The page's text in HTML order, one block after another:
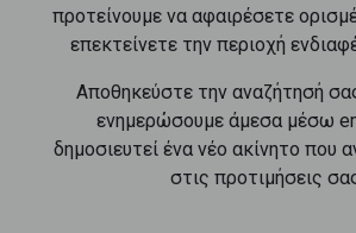
προτείνουμε να αφαιρέσετε
επεκτείνετε την περιοχή
Αποθηκεύστε την αναζήτησή
ενημερώσουμε άμεσα μέσω
δημοσιευτεί ένα νέο ακίνητο που
στις προτιμήσεις